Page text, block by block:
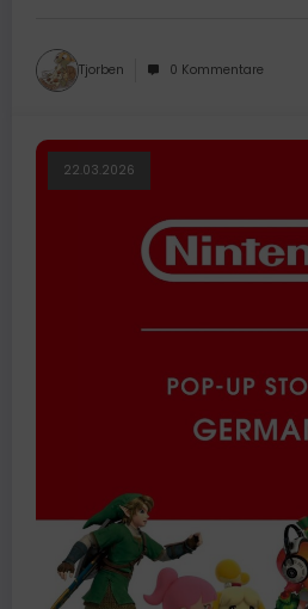
Tjorben 0 Kommentare
22.03.2026